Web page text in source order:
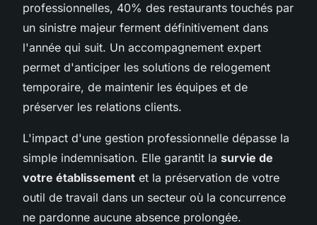
professionnelles, 40% des restaurants touchés par
un sinistre majeur ferment définitivement dans
l'année qui suit. Un accompagnement expert
permet d'anticiper les solutions de relogement
temporaire, de maintenir les équipes et de
préserver les relations clients.
L'impact d'une gestion professionnelle dépasse la
simple indemnisation. Elle garantit la survie de
votre établissement et la préservation de votre
outil de travail dans un secteur où la concurrence
ne pardonne aucune absence prolongée.